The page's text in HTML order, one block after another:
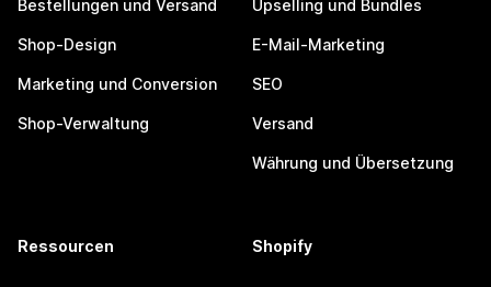
Bestellungen und Versand
Shop-Design
Marketing und Conversion
Shop-Verwaltung
Upselling und Bundles
E-Mail-Marketing
SEO
Versand
Währung und Übersetzung
Ressourcen Shopify